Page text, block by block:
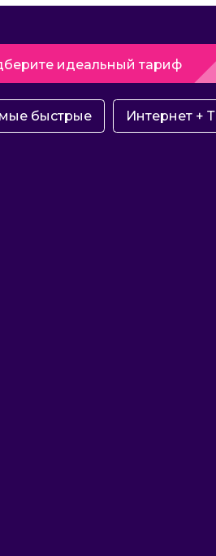
идеальный тариф
быстрые Интернет +